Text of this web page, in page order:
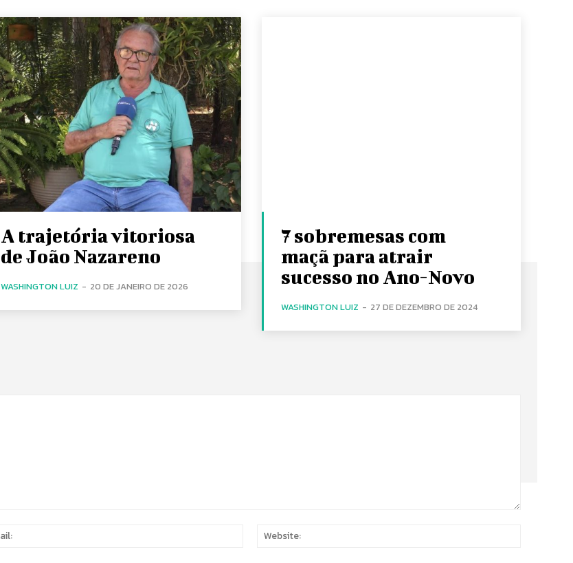
A trajetória vitoriosa
de João Nazareno
WASHINGTON LUIZ - 20 DE JANEIRO DE 2026
7 sobremesas com
maçã para atrair
sucesso no Ano-Novo
WASHINGTON LUIZ - 27 DE DEZEMBRO DE 2024
Email: